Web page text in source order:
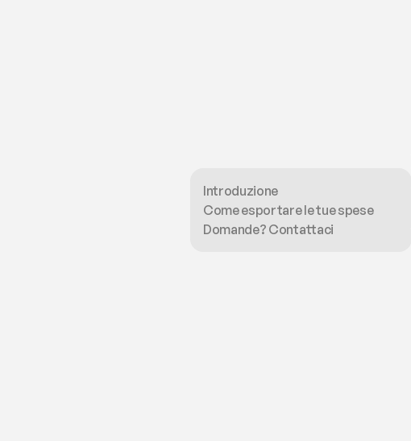
Introduzione
Come esportare le tue spese
Domande? Contattaci